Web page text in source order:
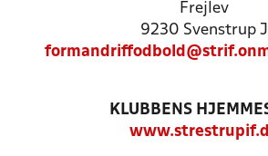
Frejlev
9230 Svenstrup J
KLUBBENS